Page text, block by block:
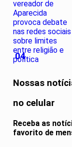
04
Nossas
no celular
Receba as
favorito de